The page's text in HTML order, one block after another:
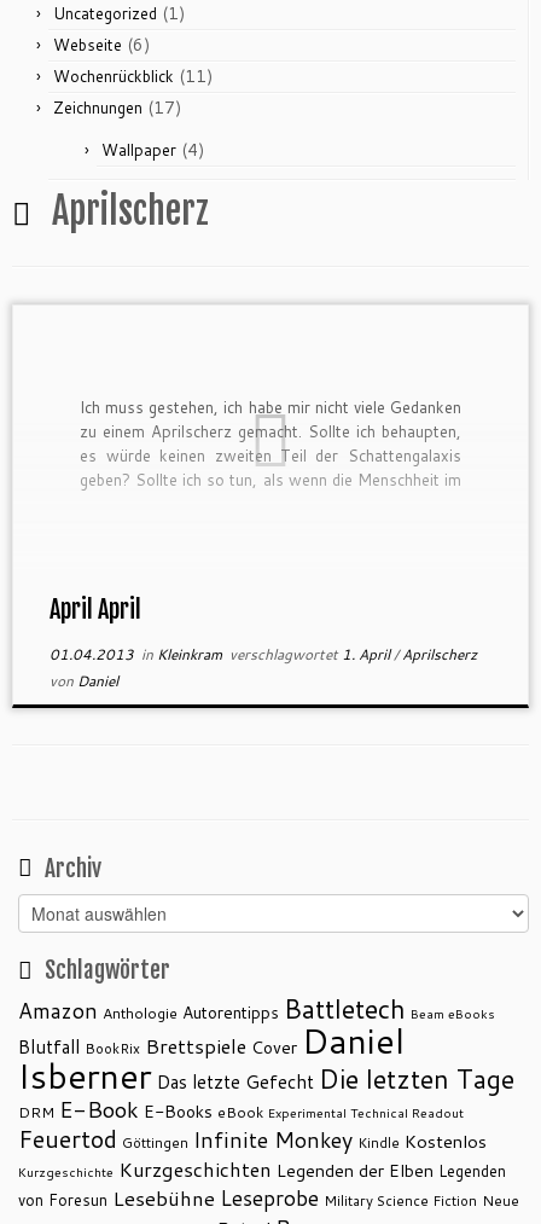
Uncategorized (1)
Webseite (6)
Wochenrückblick (11)
Zeichnungen (17)
Wallpaper (4)
Aprilscherz
Ich muss gestehen, ich habe mir nicht viele Gedanken
zu einem Aprilscherz gemacht. Sollte ich behaupten,
es würde keinen zweiten Teil der Schattengalaxis
geben? Sollte ich so tun, als wenn die Menschheit im
April April
01.04.2013in Kleinkram verschlagwortet1. April/Aprilscherz
von Daniel
Archiv
Archiv
Schlagwörter
Amazon Anthologie Autorentipps Battletech Beam eBooks
Blutfall BookRix Brettspiele Cover Daniel
Isberner Das letzte Gefecht Die letzten Tage
DRM E-Book E-Books eBook Experimental Technical Readout
Feuertod Göttingen Infinite Monkey Kindle Kostenlos
Kurzgeschichte Kurzgeschichten Legenden der Elben Legenden
von Foresun Lesebühne Leseprobe Military Science Fiction Neue